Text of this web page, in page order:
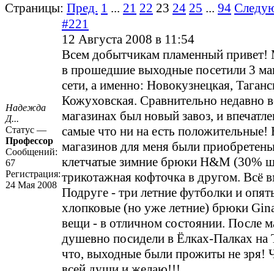
Страницы: Пред. 1 ... 21 22 23 24 25 ... 94
Надежда
Д...
Статус —
Профессор
Сообщений:
67
Регистрация:
24 Мая 2008
#221
12 Августа 2008 в 11:54
Всем добытчикам пламенный
в прошедшие выходные посетили 3
сети, а именно: Новокузнецкая,
Кожуховская. Сравнительно недавно
магазинах был новый завоз, и
самые что ни на есть положительные!
магазинов для меня были
клетчатые зимние брюки H&M (30%
трикотажная кофточка в другом. Всё
Подруге - три летние футболки и
хлопковые (но уже летние) брюки
вещи - в отличном состоянии. После
душевно посидели в Ёлках-Палках на
что, выходные были прожиты не зря!